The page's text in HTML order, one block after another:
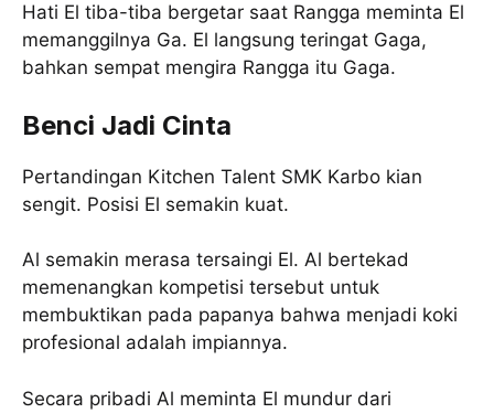
Hati El tiba-tiba bergetar saat Rangga meminta El
memanggilnya Ga. El langsung teringat Gaga,
bahkan sempat mengira Rangga itu Gaga.
Benci Jadi Cinta
Pertandingan Kitchen Talent SMK Karbo kian
sengit. Posisi El semakin kuat.
Al semakin merasa tersaingi El. Al bertekad
memenangkan kompetisi tersebut untuk
membuktikan pada papanya bahwa menjadi koki
profesional adalah impiannya.
Secara pribadi Al meminta El mundur dari